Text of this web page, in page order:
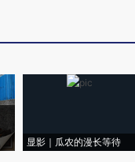
显影｜瓜农的漫长等待